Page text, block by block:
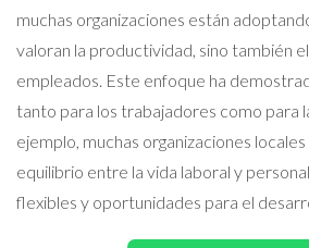
muchas organizaciones están
valoran la productividad, sino también
empleados. Este enfoque ha
tanto para los trabajadores como para
ejemplo, muchas organizaciones
equilibrio entre la vida laboral y
flexibles y oportunidades para el